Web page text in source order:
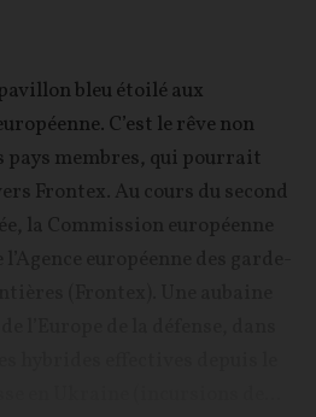
bleu étoilé aux
C’est le rêve non
membres, qui pourrait
Frontex. Au cours du second